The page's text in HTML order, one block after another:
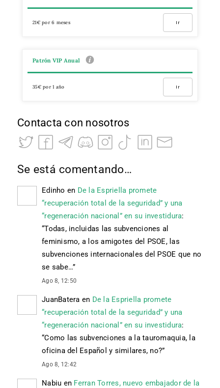
21€ por 6 meses Ir
Patrón VIP Anual
35€ por 1 año Ir
Contacta con nosotros
Se está comentando…
Edinho en De la Espriella promete
“recuperación total de la seguridad” y una
“regeneración nacional” en su investidura:
“Todas, incluidas las subvenciones al
feminismo, a los amigotes del PSOE, las
subvenciones internacionales del PSOE que no
se sabe…”
Ago 8, 12:50
JuanBatera en De la Espriella promete
“recuperación total de la seguridad” y una
“regeneración nacional” en su investidura:
“Como las subvenciones a la tauromaquia, la
oficina del Español y similares, no?”
Ago 8, 12:42
Nabiu en Ferran Torres, nuevo embajador de la